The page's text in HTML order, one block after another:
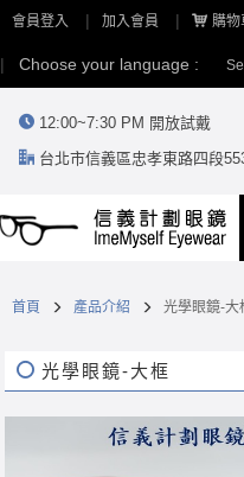
會員登入 加入會員 購物
Choose your language :
12:00~7:30 PM 開放試戴
台北市信義區忠孝東路四段
首頁 產品介紹 光學眼鏡-大
光學眼鏡-大框